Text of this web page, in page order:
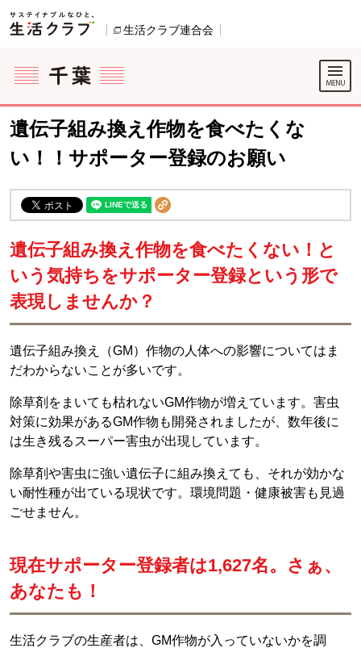
ページの先頭です。
生活クラブ連合会
ここからサイト内共通メニューです。
サイト内共通メニューをスキップする
サイト内共通メニューここまで。
遺伝子組み換え作物を食べたくな
い！！サポーター登録のお願い
遺伝子組み換え作物を食べたくない！と
いう気持ちをサポーター登録という形で
表現しませんか？
遺伝子組み換え（GM）作物の人体への影響についてはま
だわからないことが多いです。
除草剤をまいても枯れないGM作物が増えています。害虫
対策に効果があるGM作物も開発されましたが、数年後に
は生き残るスーパー害虫が出現しています。
除草剤や害虫に強い遺伝子に組み換えても、それが効かな
い耐性種が出ている現状です。環境問題・健康被害も見過
ごせません。
現在サポーター登録者は1,627名。さぁ、
あなたも！
生活クラブの生産者は、GM作物が入っていないかを調